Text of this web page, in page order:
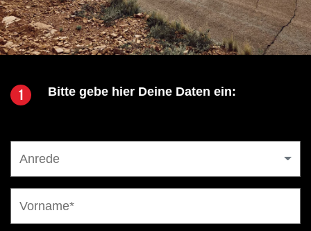
1 Bitte gebe hier Deine Daten ein:
Anrede